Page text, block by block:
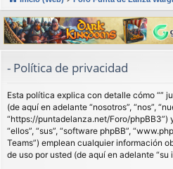
es
rá
s
- Política de privacidad
Esta política explica con detalle cómo “”
(de aquí en adelante “nosotros”, “nos”,
“https://puntadelanza.net/Foro/phpBB3”)
“ellos”, “sus”, “software phpBB”,
Teams”) emplean cualquier información
de uso por usted (de aquí en adelante “su